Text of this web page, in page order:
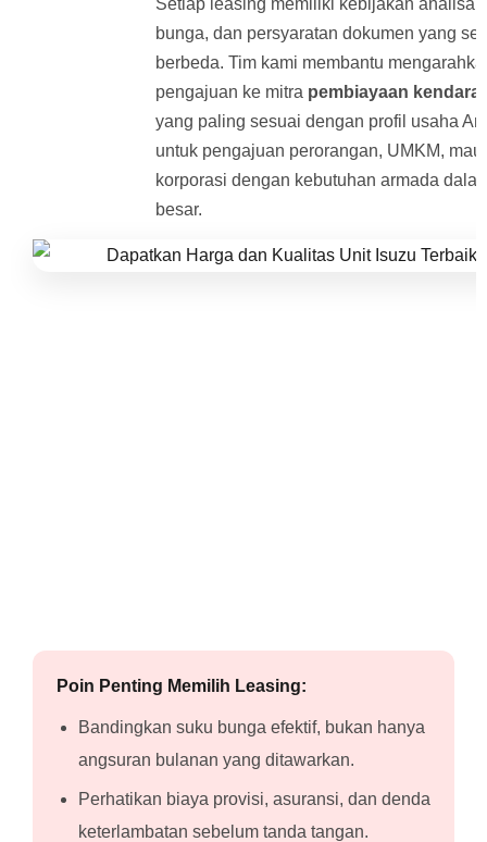
Setiap leasing memiliki kebijakan analisa
bunga, dan persyaratan dokumen yang
berbeda. Tim kami membantu
pengajuan ke mitra pembiayaan
yang paling sesuai dengan profil usaha
untuk pengajuan perorangan, UMKM,
korporasi dengan kebutuhan armada
besar.
Poin Penting Memilih Leasing:
Bandingkan suku bunga efektif, bukan hanya
angsuran bulanan yang ditawarkan.
Perhatikan biaya provisi, asuransi, dan denda
keterlambatan sebelum tanda tangan.